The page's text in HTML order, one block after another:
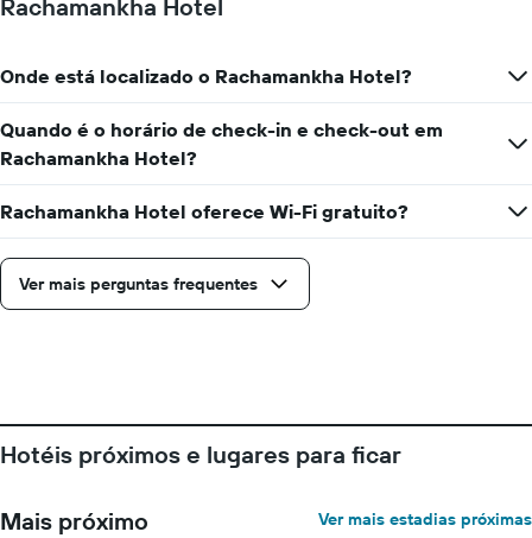
Rachamankha Hotel
Onde está localizado o Rachamankha Hotel?
Quando é o horário de check-in e check-out em
Rachamankha Hotel?
Rachamankha Hotel oferece Wi-Fi gratuito?
Ver mais perguntas frequentes
Hotéis próximos e lugares para ficar
Mais próximo Ver mais estadias próximas